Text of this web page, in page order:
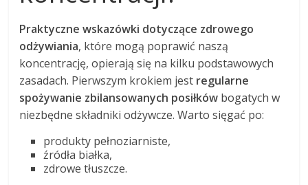
Praktyczne wskazówki dotyczące zdrowego
odżywiania, które mogą poprawić naszą
koncentrację, opierają się na kilku podstawowych
zasadach. Pierwszym krokiem jest regularne
spożywanie zbilansowanych posiłków bogatych w
niezbędne składniki odżywcze. Warto sięgać po:
produkty pełnoziarniste,
źródła białka,
zdrowe tłuszcze.